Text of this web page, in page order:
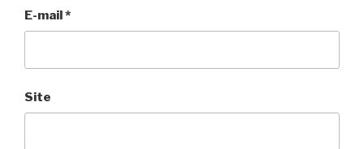
E-mail*
Site